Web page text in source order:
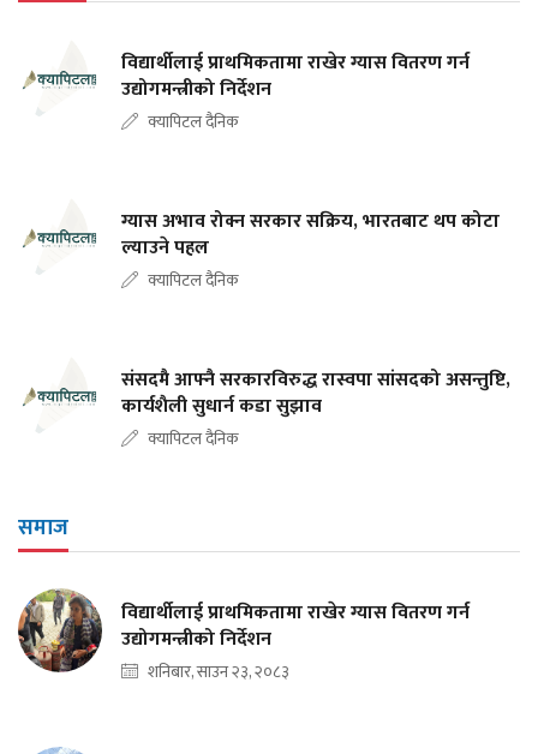
विद्यार्थीलाई प्राथमिकतामा राखेर ग्यास वितरण गर्न
उद्योगमन्त्रीको निर्देशन
क्यापिटल दैनिक
ग्यास अभाव रोक्न सरकार सक्रिय, भारतबाट थप कोटा
ल्याउने पहल
क्यापिटल दैनिक
संसदमै आफ्नै सरकारविरुद्ध रास्वपा सांसदको असन्तुष्टि,
कार्यशैली सुधार्न कडा सुझाव
क्यापिटल दैनिक
समाज
विद्यार्थीलाई प्राथमिकतामा राखेर ग्यास वितरण गर्न
उद्योगमन्त्रीको निर्देशन
शनिबार, साउन २३, २०८३